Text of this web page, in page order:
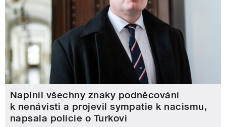
Naplnil všechny znaky podněcování
k nenávisti a projevil sympatie k nacismu,
napsala policie o Turkovi